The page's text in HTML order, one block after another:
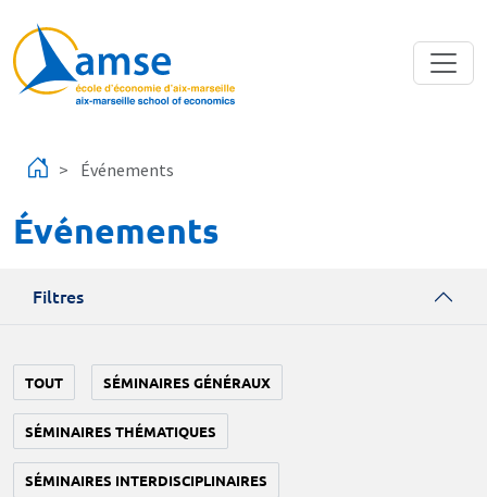
Événements
Événements
Filtres
TOUT SÉMINAIRES GÉNÉRAUX
SÉMINAIRES THÉMATIQUES
SÉMINAIRES INTERDISCIPLINAIRES